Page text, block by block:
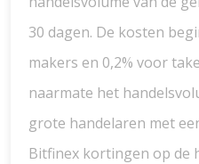
30 dagen. De kosten
makers en 0,2% voor
naarmate het
grote handelaren met
Bitfinex kortingen op de